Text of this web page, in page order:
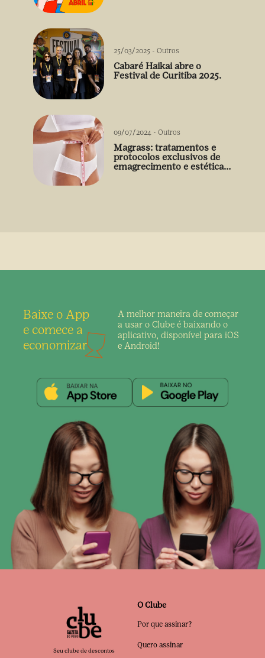
25/03/2025 - Outros
Cabaré Haikai abre o
Festival de Curitiba 2025.
09/07/2024 - Outros
Magrass: tratamentos e
protocolos exclusivos de
emagrecimento e estética
Baixe o App
e comece a
economizar
A melhor maneira de começar
a usar o Clube é baixando o
aplicativo, disponível para iOS
e Android!
Seu clube de descontos
O Clube
Por que assinar?
Quero assinar